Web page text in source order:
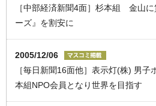
［中部経済新聞4面］杉本組 金山
ーズ』を割安に
2005/12/06
［毎日新聞16面他］表示灯(株) 男
本組NPO会員となり世界を目指す